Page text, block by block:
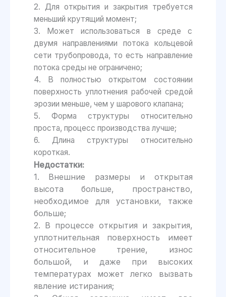
2. Для открытия и закрытия требуется
меньший крутящий момент;
3. Может использоваться в среде с
двумя направлениями потока кольцевой
сети трубопровода, то есть направление
потока среды не ограничено;
4. В полностью открытом состоянии
поверхность уплотнения рабочей средой
эрозии меньше, чем у шарового клапана;
5. Форма структуры относительно
проста, процесс производства лучше;
6. Длина структуры относительно
короткая.
Недостатки:
1. Внешние размеры и открытая
высота больше, пространство,
необходимое для установки, также
больше;
2. В процессе открытия и закрытия,
уплотнительная поверхность имеет
относительное трение, износ
большой, и даже при высоких
температурах может легко вызвать
явление истирания;